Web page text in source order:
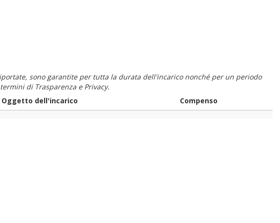
sono garantite per tutta la durata dell'incarico nonché per un periodo
di Trasparenza e Privacy.
Oggetto dell'incarico Compenso